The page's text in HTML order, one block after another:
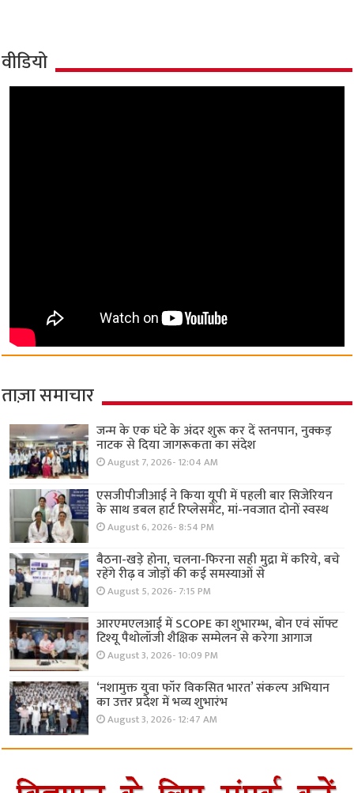
वीडियो
ताज़ा समाचार
जन्म के एक घंटे के अंदर शुरू कर दें स्तनपान, नुक्कड़
नाटक से दिया जागरूकता का संदेश
August 7, 2026- 12:04 AM
एसजीपीजीआई ने किया यूपी में पहली बार सिजेरियन
के साथ डबल हार्ट रिप्लेसमेंट, मां-नवजात दोनों स्वस्थ
August 6, 2026- 8:54 PM
बैठना-खड़े होना, चलना-फिरना सही मुद्रा में करिये, बचे
रहेंगे रीढ़ व जोड़ों की कई समस्याओं से
August 5, 2026- 7:15 PM
आरएमएलआई में SCOPE का शुभारम्भ, बोन एवं सॉफ्ट
टिश्यू पैथोलॉजी शैक्षिक सम्मेलन से करेगा आगाज
August 3, 2026- 10:09 PM
‘नशामुक्त युवा फॉर विकसित भारत’ संकल्प अभियान
का उत्तर प्रदेश में भव्य शुभारंभ
August 3, 2026- 12:47 AM